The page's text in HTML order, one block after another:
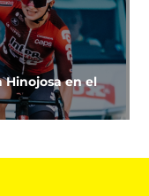
Hinojosa en el